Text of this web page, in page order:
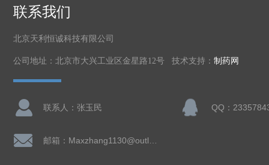
联系我们
北京天利恒诚科技有限公司
公司地址：北京市大兴工业区金星路12号 技术支持： 制药网
联系人：张玉民 QQ：